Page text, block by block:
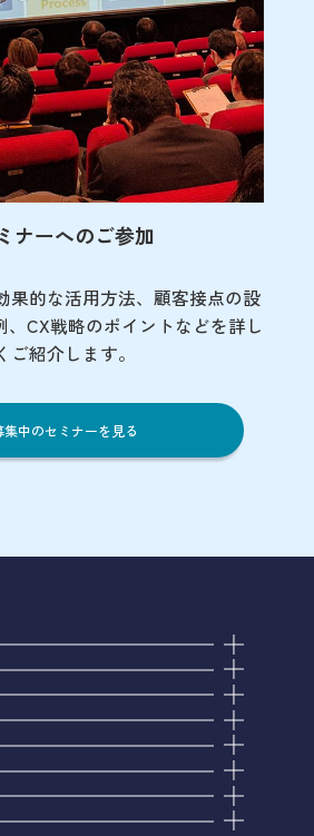
ナーへのご参加
果的な活用方法、顧客接点の設
、CX戦略のポイントなどを詳し
ご紹介します。
集中のセミナーを見る